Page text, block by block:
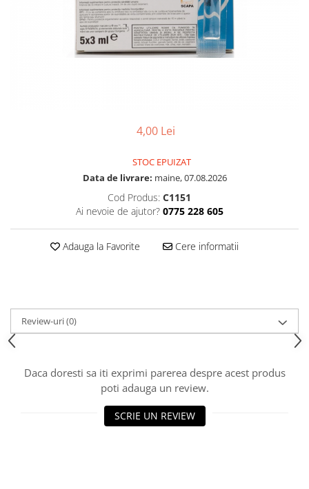
4,00 Lei
STOC EPUIZAT
Data de livrare: maine, 07.08.2026
Cod Produs: C1151
Ai nevoie de ajutor? 0775 228 605
Adauga la Favorite Cere informatii
Review-uri(0)
Daca doresti sa iti exprimi parerea despre acest produs
poti adauga un review.
SCRIE UN REVIEW